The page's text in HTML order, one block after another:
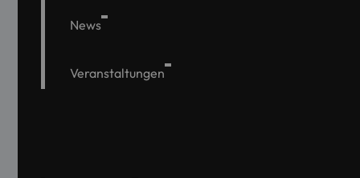
News
Veranstaltungen